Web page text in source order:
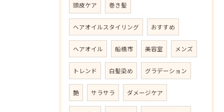
頭皮ケア 巻き髪
ヘアオイルスタイリング おすすめ
ヘアオイル 船橋市 美容室 メンズ
トレンド 白髪染め グラデーション
艶 サラサラ ダメージケア